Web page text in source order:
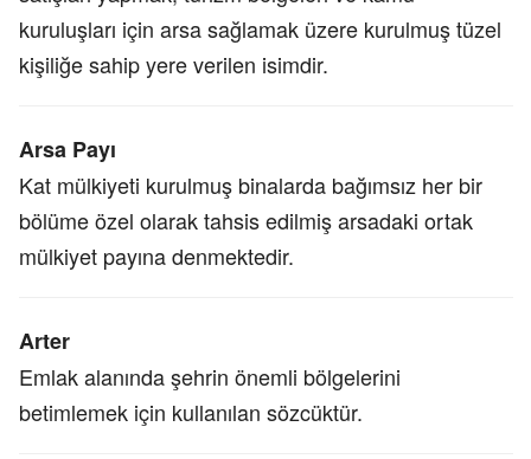
kuruluşları için arsa sağlamak üzere kurulmuş tüzel
kişiliğe sahip yere verilen isimdir.
Arsa Payı
Kat mülkiyeti kurulmuş binalarda bağımsız her bir
bölüme özel olarak tahsis edilmiş arsadaki ortak
mülkiyet payına denmektedir.
Arter
Emlak alanında şehrin önemli bölgelerini
betimlemek için kullanılan sözcüktür.